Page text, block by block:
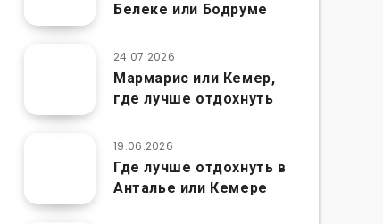
Белеке или Бодруме
24.07.2026
Мармарис или Кемер,
где лучше отдохнуть
19.06.2026
Где лучше отдохнуть в
Анталье или Кемере